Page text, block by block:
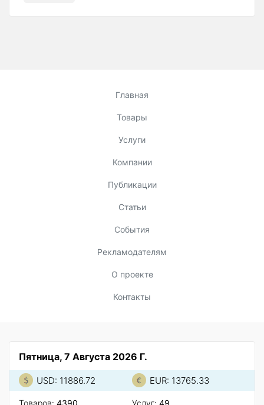
Главная
Товары
Услуги
Компании
Публикации
Статьи
События
Рекламодателям
О проекте
Контакты
Пятница, 7 Августа 2026 Г.
USD: 11886.72 EUR: 13765.33